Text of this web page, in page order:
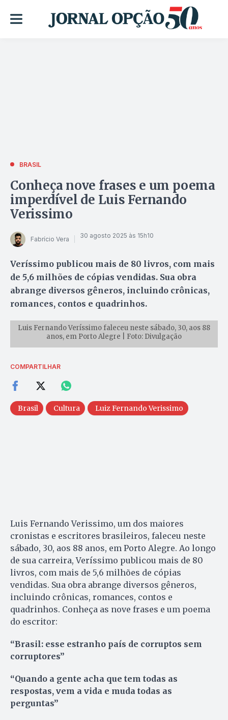
BRASIL
Conheça nove frases e um poema
imperdível de Luis Fernando
Verissimo
Fabrício Vera 30 agosto 2025 às 15h10
Veríssimo publicou mais de 80 livros, com mais
de 5,6 milhões de cópias vendidas. Sua obra
abrange diversos gêneros, incluindo crônicas,
romances, contos e quadrinhos.
Luis Fernando Veríssimo faleceu neste sábado, 30, aos 88
anos, em Porto Alegre | Foto: Divulgação
COMPARTILHAR
Brasil Cultura Luiz Fernando Verissimo
Luis Fernando Verissimo, um dos maiores
cronistas e escritores brasileiros, faleceu neste
sábado, 30, aos 88 anos, em Porto Alegre. Ao longo
de sua carreira, Veríssimo publicou mais de 80
livros, com mais de 5,6 milhões de cópias
vendidas. Sua obra abrange diversos gêneros,
incluindo crônicas, romances, contos e
quadrinhos. Conheça as nove frases e um poema
do escritor:
“Brasil: esse estranho país de corruptos sem
corruptores”
“Quando a gente acha que tem todas as
respostas, vem a vida e muda todas as
perguntas”